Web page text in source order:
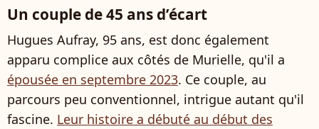
Un couple de 45 ans d’écart
Hugues Aufray, 95 ans, est donc également
apparu complice aux côtés de Murielle, qu'il a
épousée en septembre 2023. Ce couple, au
parcours peu conventionnel, intrigue autant qu'il
fascine. Leur histoire a débuté au début des